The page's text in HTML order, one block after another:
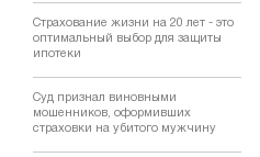
Страхование жизни на 20 лет - это
оптимальный выбор для защиты
ипотеки
Суд признал виновными
мошенников, оформивших
страховки на убитого мужчину